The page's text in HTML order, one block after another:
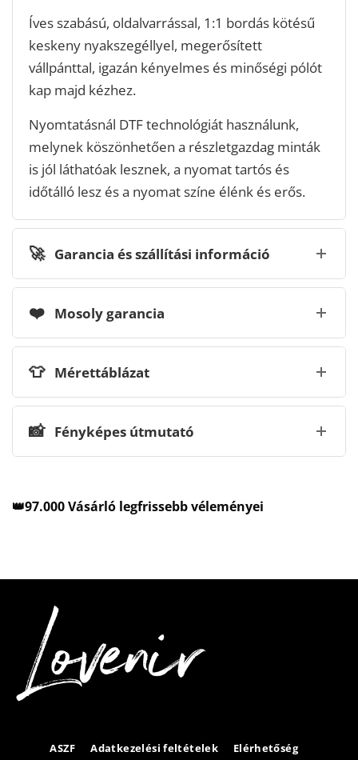
Íves szabású, oldalvarrással, 1:1 bordás kötésű
keskeny nyakszegéllyel, megerősített
vállpánttal, igazán kényelmes és minőségi pólót
kap majd kézhez.
Nyomtatásnál DTF technológiát használunk,
melynek köszönhetően a részletgazdag minták
is jól láthatóak lesznek, a nyomat tartós és
időtálló lesz és a nyomat színe élénk és erős.
🚀 Garancia és szállítási információ
❤️ Mosoly garancia
👕 Mérettáblázat
📸 Fényképes útmutató
👑97.000 Vásárló legfrissebb véleményei
ASZF Adatkezelési feltételek Elérhetőség